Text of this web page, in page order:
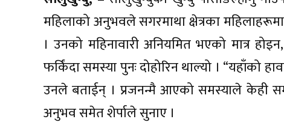
महिलाको अनुभवले सगरमाथा क्षेत्रका
। उनको महिनावारी अनियमित भएको मात्र
फर्किंदा समस्या पुनः दोहोरिन थाल्यो । “यहाँको
उनले बताईन् । प्रजनन्मै आएको समस्याले केही
अनुभव समेत शेर्पाले सुनाए ।